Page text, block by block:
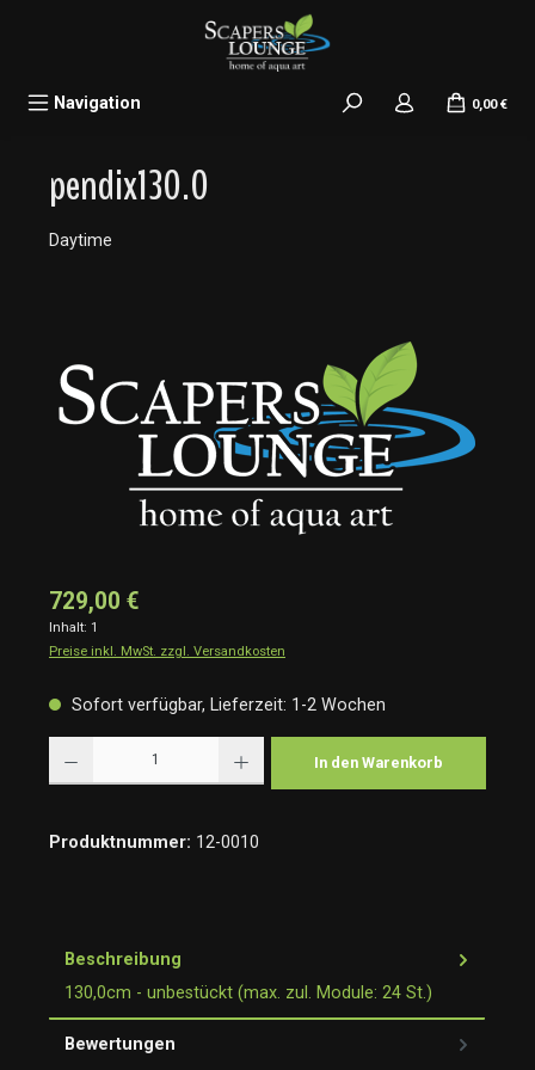
Navigation 0,00 €
pendix130.0
Daytime
729,00 €
Inhalt: 1
Preise inkl. MwSt. zzgl. Versandkosten
Sofort verfügbar, Lieferzeit: 1-2 Wochen
In den Warenkorb
Produktnummer: 12-0010
Beschreibung
130,0cm - unbestückt (max. zul. Module: 24 St.)
Bewertungen